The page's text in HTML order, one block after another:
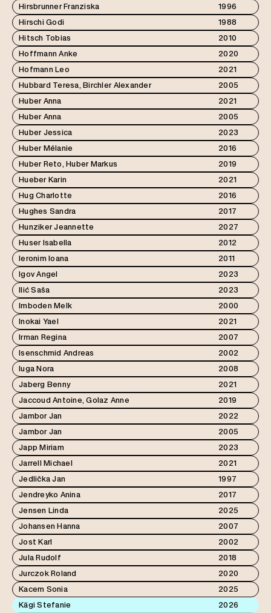
Hirsbrunner Franziska
1996
Hirschi Godi
1988
Hitsch Tobias
2010
Hoffmann Anke
2020
Hofmann Leo
2021
Hubbard Teresa, Birchler Alexander
2005
Huber Anna
2021
Huber Anna
2005
Huber Jessica
2023
Huber Mélanie
2016
Huber Reto, Huber Markus
2019
Hueber Karin
2021
Hug Charlotte
2016
Hughes Sandra
2017
Hunziker Jeannette
2027
Huser Isabella
2012
Ieronim Ioana
2011
Igov Angel
2023
Ilić Saša
2023
Imboden Melk
2000
Inokai Yael
2021
Irman Regina
2007
Isenschmid Andreas
2002
Iuga Nora
2008
Jaberg Benny
2021
Jaccoud Antoine, Golaz Anne
2019
Jambor Jan
2022
Jambor Jan
2005
Japp Miriam
2023
Jarrell Michael
2021
Jedlička Jan
1997
Jendreyko Anina
2017
Jensen Linda
2025
Johansen Hanna
2007
Jost Karl
2002
Jula Rudolf
2018
Jurczok Roland
2020
Kacem Sonia
2025
Kägi Stefanie
2026